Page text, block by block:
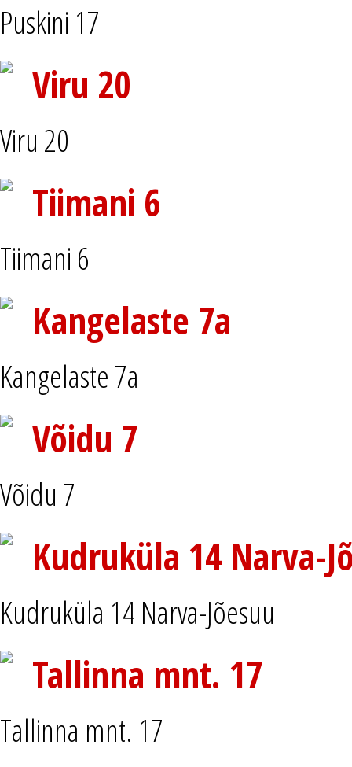
Puskini 17
Viru 20
Viru 20
Tiimani 6
Tiimani 6
Kangelaste 7a
Kangelaste 7a
Võidu 7
Võidu 7
Kudruküla 14 Narva-
Kudruküla 14 Narva-Jõesuu
Tallinna mnt. 17
Tallinna mnt. 17